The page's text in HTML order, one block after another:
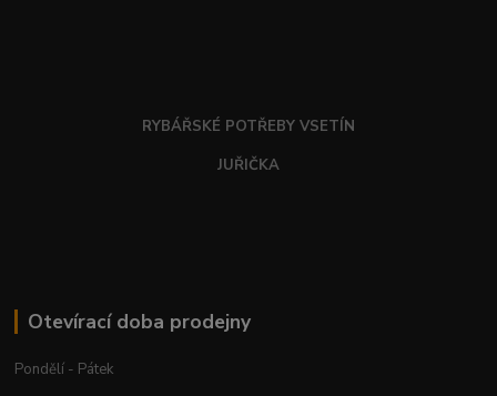
RYBÁŘSKÉ POTŘEBY VSETÍN
JUŘIČKA
Otevírací doba prodejny
Pondělí - Pátek